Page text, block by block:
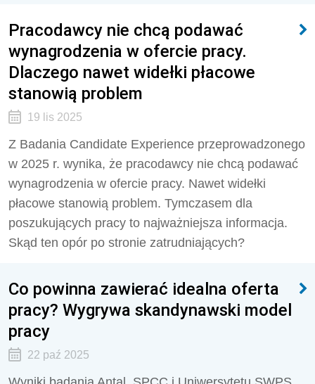
Pracodawcy nie chcą podawać
wynagrodzenia w ofercie pracy.
Dlaczego nawet widełki płacowe
stanowią problem
19 lis 2025
Z Badania Candidate Experience przeprowadzonego
w 2025 r. wynika, że pracodawcy nie chcą podawać
wynagrodzenia w ofercie pracy. Nawet widełki
płacowe stanowią problem. Tymczasem dla
poszukujących pracy to najważniejsza informacja.
Skąd ten opór po stronie zatrudniających?
Co powinna zawierać idealna oferta
pracy? Wygrywa skandynawski model
pracy
22 paź 2025